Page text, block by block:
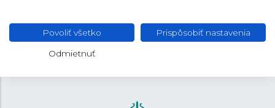
SPONA Motýliková
Povoliť všetko Prispôsobiť nastavenia
Odmietnuť